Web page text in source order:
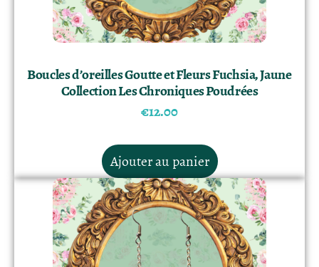
Boucles d’oreilles Goutte et Fleurs Fuchsia, Jaune
Collection Les Chroniques Poudrées
€12.00
Ajouter au panier